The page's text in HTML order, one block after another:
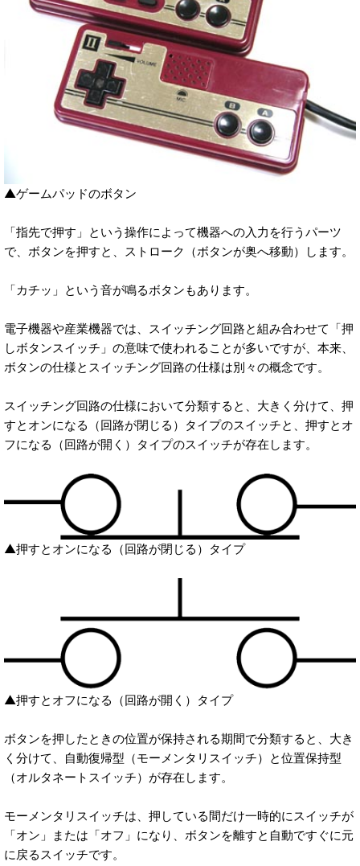
▲ゲームパッドのボタン
「指先で押す」という操作によって機器への入力を行うパーツ
で、ボタンを押すと、ストローク（ボタンが奥へ移動）します。
「カチッ」という音が鳴るボタンもあります。
電子機器や産業機器では、スイッチング回路と組み合わせて「押
しボタンスイッチ」の意味で使われることが多いですが、本来、
ボタンの仕様とスイッチング回路の仕様は別々の概念です。
スイッチング回路の仕様において分類すると、大きく分けて、押
すとオンになる（回路が閉じる）タイプのスイッチと、押すとオ
フになる（回路が開く）タイプのスイッチが存在します。
▲押すとオンになる（回路が閉じる）タイプ
▲押すとオフになる（回路が開く）タイプ
ボタンを押したときの位置が保持される期間で分類すると、大き
く分けて、自動復帰型（モーメンタリスイッチ）と位置保持型
（オルタネートスイッチ）が存在します。
モーメンタリスイッチは、押している間だけ一時的にスイッチが
「オン」または「オフ」になり、ボタンを離すと自動ですぐに元
に戻るスイッチです。